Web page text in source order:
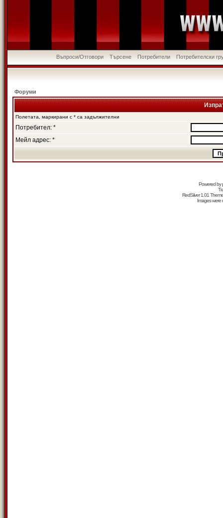
Въпроси/Отговори Търсене Потребители Потребителски
Форуми
Полетата, маркирани с * са задължителни
Потребител: *
Мейл адрес: *
Powered by
RedSilver 1.01
Images were